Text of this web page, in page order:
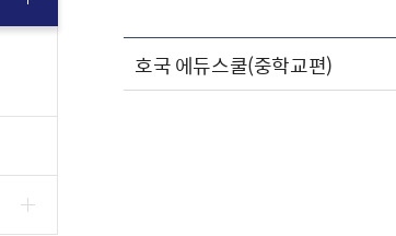
호국 에듀스쿨(중학교편)